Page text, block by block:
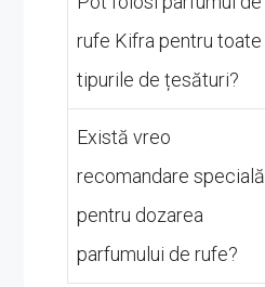
rufe Kifra pentru toate
tipurile de țesături?
Există vreo
recomandare specială
pentru dozarea
parfumului de rufe?